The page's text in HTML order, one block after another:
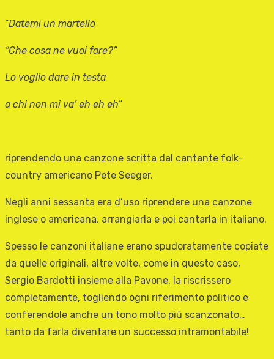
“Datemi un martello
“Che cosa ne vuoi fare?”
Lo voglio dare in testa
a chi non mi va’ eh eh eh”
riprendendo una canzone scritta dal cantante folk-
country americano Pete Seeger.
Negli anni sessanta era d’uso riprendere una canzone
inglese o americana, arrangiarla e poi cantarla in italiano.
Spesso le canzoni italiane erano spudoratamente copiate
da quelle originali, altre volte, come in questo caso,
Sergio Bardotti insieme alla Pavone, la riscrissero
completamente, togliendo ogni riferimento politico e
conferendole anche un tono molto più scanzonato…
tanto da farla diventare un successo intramontabile!